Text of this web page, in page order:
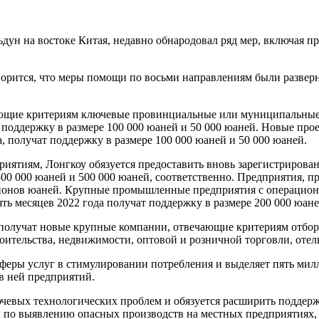
на востоке Китая, недавно обнародовал ряд мер, включая
что меры помощи по восьми направлениям были
критериям ключевые провинциальные или
в размере 100 000 юаней и 50 000 юаней. Новые
поддержку в размере 100 000 юаней и 50 000 юаней.
Лонгкоу обязуется предоставить вновь
000 юаней и 500 000 юаней, соответственно.
юаней. Крупные промышленные предприятия с
месяцев 2022 года получат поддержку в размере 200 000
новые крупные компании, отвечающие критериям
недвижимости, оптовой и розничной торговли,
услуг в стимулировании потребления и выделяет пять
ней предприятий.
технологических проблем и обязуется расширить
выявлению опасных производств на местных предприятиях,